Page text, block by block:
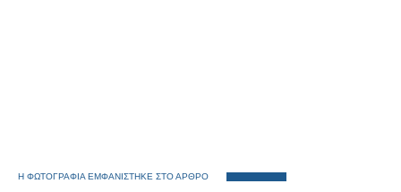
Η ΦΩΤΟΓΡΑΦΙΑ ΕΜΦΑΝΙΣΤΗΚΕ ΣΤΟ ΑΡΘΡΟ